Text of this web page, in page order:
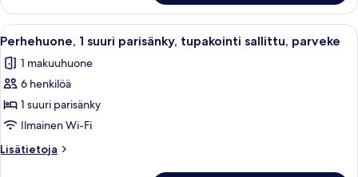
2
parisänkyä
Avaa
kaikki
huonetyypin
Perhehuone,
1
suuri
parisänky,
tupakointi
Hotellihuone, jossa on kaksi
6
Perhehuone, 1 suuri parisänky, tupakointi sallittu, parveke
1 makuuhuone
6 henkilöä
1 suuri parisänky
Ilmainen Wi-Fi
Lisätietoja
Lisätietoja